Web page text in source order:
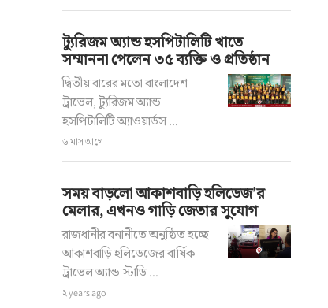
ট্যুরিজম অ্যান্ড হসপিটালিটি খাতে
সম্মাননা পেলেন ৩৫ ব্যক্তি ও প্রতিষ্ঠান
দ্বিতীয় বারের মতো বাংলাদেশ
ট্রাভেল, ট্যুরিজম অ্যান্ড
হসপিটালিটি অ্যাওয়ার্ডস ...
৬ মাস আগে
সময় বাড়লো আকাশবাড়ি হলিডেজ’র
মেলার, এখনও গাড়ি জেতার সুযোগ
রাজধানীর বনানীতে অনুষ্ঠিত হচ্ছে
আকাশবাড়ি হলিডেজের বার্ষিক
ট্রাভেল অ্যান্ড স্টাডি ...
২ years ago